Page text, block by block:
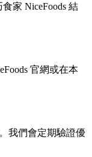
家 NiceFoods 結
官網或在本
我們會定期驗證優